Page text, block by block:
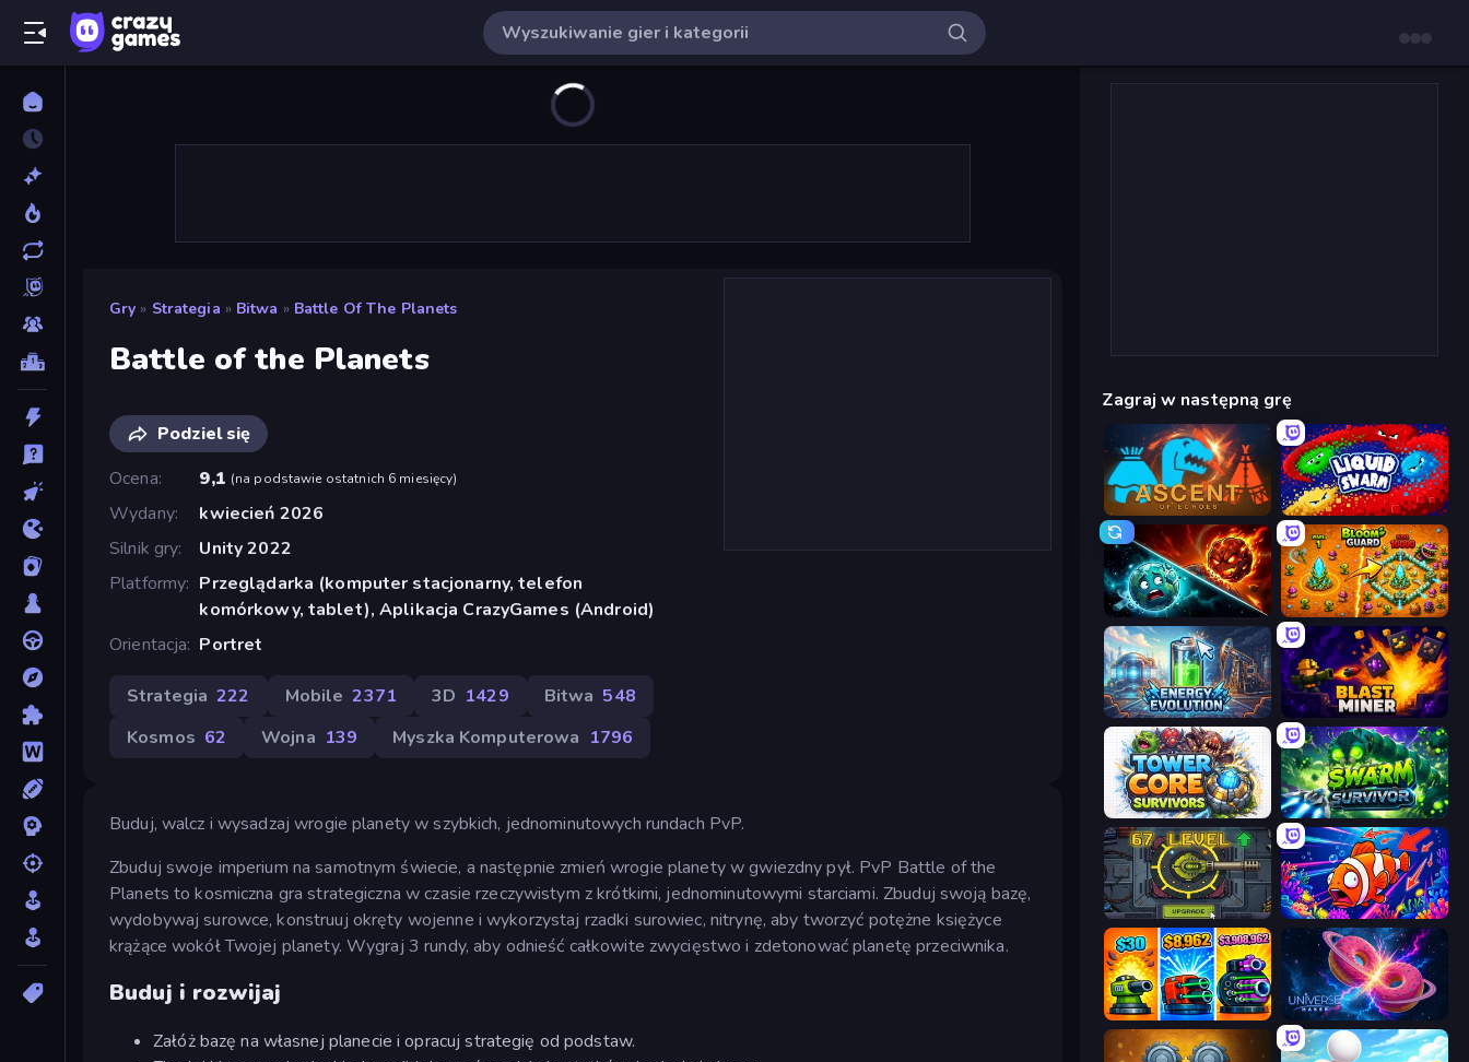
Gry » Strategia » Bitwa » Battle Of The Planets
Battle of the Planets
Podziel się
Ocena
9,1 (na podstawie ostatnich 6 miesięcy)
Wydany
kwiecień 2026
Silnik gry
Unity 2022
Platformy Przeglądarka (komputer stacjonarny, telefon
komórkowy, tablet), Aplikacja CrazyGames (Android)
Orientacja Portret
Strategia 222 Mobile 2371 3D 1429 Bitwa 548
Kosmos 62 Wojna 139 Myszka Komputerowa 1796
Buduj, walcz i wysadzaj wrogie planety w szybkich, jednominutowych rundach PvP.
Zbuduj swoje imperium na samotnym świecie, a następnie zmień wrogie planety w gwiezdny pył. PvP Battle of the
Planets to kosmiczna gra strategiczna w czasie rzeczywistym z krótkimi, jednominutowymi starciami. Zbuduj swoją bazę,
wydobywaj surowce, konstruuj okręty wojenne i wykorzystaj rzadki surowiec, nitrynę, aby tworzyć potężne księżyce
krążące wokół Twojej planety. Wygraj 3 rundy, aby odnieść całkowite zwycięstwo i zdetonować planetę przeciwnika.
Buduj i rozwijaj
Załóż bazę na własnej planecie i opracuj strategię od podstaw.
Zagraj w następną grę
Ascent of Echoes Liquid Swarm
PlanetCrush 2 BloomGuard
Energy Evolution Blast Miner
Tower Core Survivors Swarm Survivor
Tank Evolution Fish Catch Idle
Pumpkin Defense: Merge Cannon Universe Maker